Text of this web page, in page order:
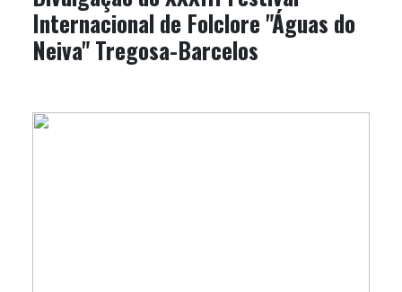
Internacional de Folclore "Águas do
Neiva" Tregosa-Barcelos